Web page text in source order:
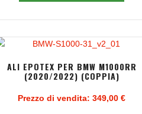
ALI EPOTEX PER BMW M1000RR
(2020/2022) (COPPIA)
Prezzo di vendita:349,00 €